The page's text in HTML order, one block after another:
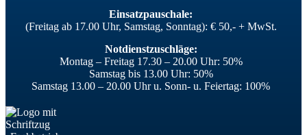
Einsatzpauschale:
(Freitag ab 17.00 Uhr, Samstag, Sonntag): € 50,- + MwSt.
Notdienstzuschläge:
Montag – Freitag 17.30 – 20.00 Uhr: 50%
Samstag bis 13.00 Uhr: 50%
Samstag 13.00 – 20.00 Uhr u. Sonn- u. Feiertag: 100%